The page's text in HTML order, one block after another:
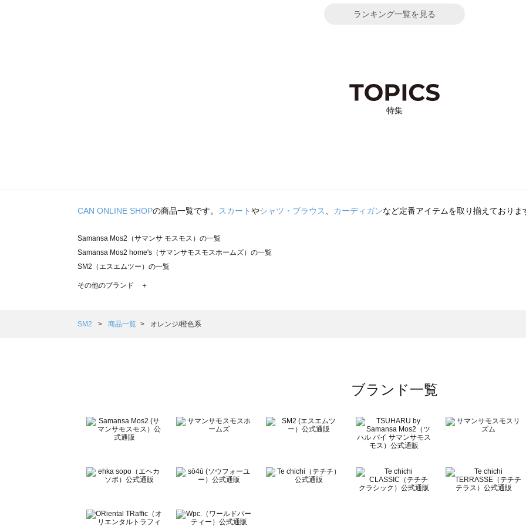
ランキング一覧を見る
特集
CAN ONLINE SHOPの商品一覧です。 スカートやシャツ・ブラウス、 カーディガンなど定番アイテムを取り揃えておりま
Samansa Mos2（サマンサ モスモス）の一覧
Samansa Mos2 home's（サマンサモスモスホームズ）の一覧
SM2（エスエムツー）の一覧
TSUHARU by Samansa Mos2（ツハルバイサマンサモスモス）の一覧
Samansa Mos2 Lagom（サマンサモスモス ラーゴム）の一覧
BETTY'S BLUE（べティーズブルー）の一覧
Wpc.（ワールドパーティー）の一覧
その他のブランド ＋
SM2 商品一覧 オレンジ/橙色系
ブランド一覧